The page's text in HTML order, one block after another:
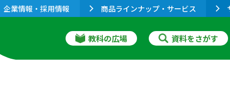
企業情報・採用情報 商品ラインナップ・サービス
教科の広場 資料をさがす